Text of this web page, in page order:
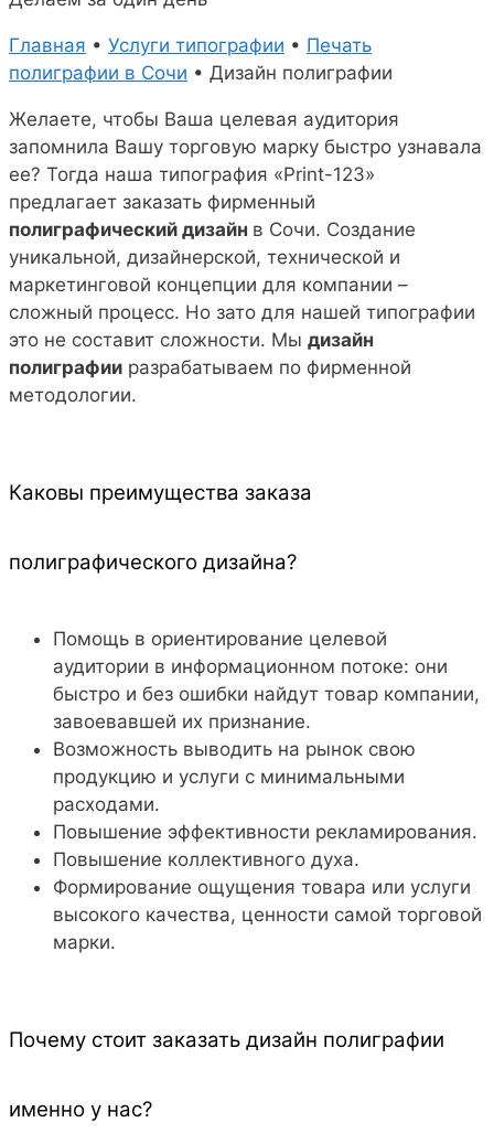
Главная • Услуги типографии • Печать
полиграфии в Сочи • Дизайн полиграфии
Желаете, чтобы Ваша целевая аудитория
запомнила Вашу торговую марку быстро узнавала
ее? Тогда наша типография «Print-123»
предлагает заказать фирменный
полиграфический дизайн в Сочи. Создание
уникальной, дизайнерской, технической и
маркетинговой концепции для компании –
сложный процесс. Но зато для нашей типографии
это не составит сложности. Мы дизайн
полиграфии разрабатываем по фирменной
методологии.
Каковы преимущества заказа
полиграфического дизайна?
Помощь в ориентирование целевой
аудитории в информационном потоке: они
быстро и без ошибки найдут товар компании,
завоевавшей их признание.
Возможность выводить на рынок свою
продукцию и услуги с минимальными
расходами.
Повышение эффективности рекламирования.
Повышение коллективного духа.
Формирование ощущения товара или услуги
высокого качества, ценности самой торговой
марки.
Почему стоит заказать дизайн полиграфии
именно у нас?